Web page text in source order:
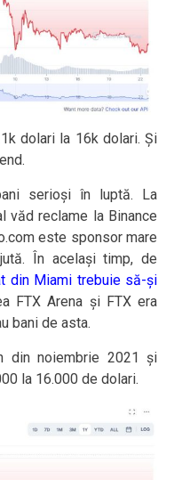
dolari la 16k dolari. Și
serioși în luptă. La
văd reclame la Binance
este sponsor mare
În același timp, de
din Miami trebuie să-și
FTX Arena și FTX era
bani de asta.
din noiembrie 2021 și
la 16.000 de dolari.